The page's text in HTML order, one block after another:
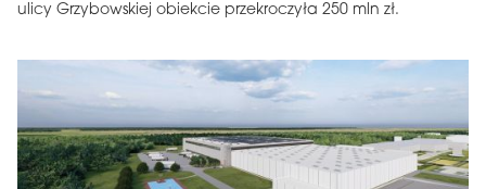
ulicy Grzybowskiej obiekcie przekroczyła 250 mln zł.